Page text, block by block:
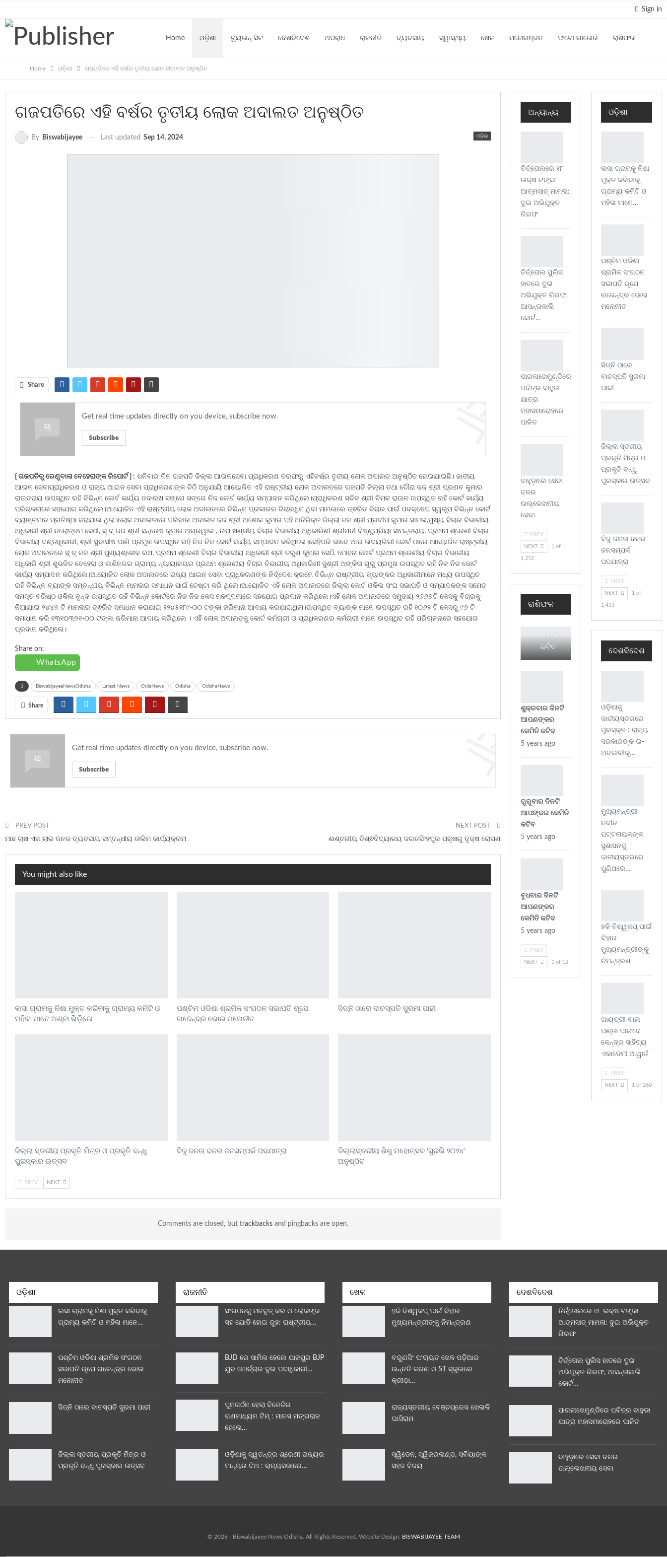
Sign in
Home ଓଡ଼ିଶା ଟ୍ୟୁଇନ୍ ସିଟ ଦେଶବିଦେଶ ଅପରାଧ ରାଜନୀତି ବ୍ୟବସାୟ ସ୍ୱାସ୍ଥ୍ୟ ଖେଳ ମନୋରଞ୍ଜନ ଫଟୋ ଗାଲେରି ରାଶିଫଳ
Home ଓଡ଼ିଶା ଗଜପତିରେ ଏହି ବର୍ଷର ତୃତୀୟ ଲୋକ ଅଦାଲତ ଅନୁଷ୍ଠିତ
ଗଜପତିରେ ଏହି ବର୍ଷର ତୃତୀୟ ଲୋକ ଅଦାଲତ ଅନୁଷ୍ଠିତ
ଓଡ଼ିଶା
By Biswabijayee Last updated Sep 14, 2024
Share
Get real time updates directly on you device, subscribe now.
Subscribe
{ ଗଜପତିରୁ ରେଣୁବାଳା ବେହେରାଙ୍କ ରିପୋର୍ଟ } : ଶନିବାର ଦିନ ଗଜପତି ଜିଲ୍ଲା ଆଇନସେବା ପ୍ରାଧିକରଣ ତରଫରୁ ଏହିବର୍ଷର ତୃତୀୟ ଲୋକ ଅଦାଲତ ଅନୁଷ୍ଠିତ ହୋଇଯାଇଛି। ଜାତୀୟ
ଆଇନ ସେବାପ୍ରାଧିକରଣ ଓ ରାଜ୍ୟ ଆଇନ ସେବା ପ୍ରାଧିକରଣଙ୍କ ଚିଠି ଅନୁଯାୟି ଆୟୋଜିତ ଏହି ରାଷ୍ଟ୍ରୀୟ ଲୋକ ଅଦାଲତରେ ଗଜପତି ଜିଲ୍ଲା ତଥା ଦୌରା ଜଜ ଶ୍ରୀ ପ୍ରଣବ କୁମାର
ରାଉତରାୟ ଉପସ୍ଥିତ ରହି ବିଭିନ୍ନ କୋର୍ଟ କାର୍ଯ୍ୟ ତଦାରଖ ସଙ୍ଗେ ସଙ୍ଗେ ନିଜ କୋର୍ଟ କାର୍ଯ୍ୟ ସମ୍ପାଦନ କରିଥିଲେ।ପ୍ରାଧିକରଣ ସଚିବ ଶ୍ରୀ ବିମଳ ରାଉଳ ଉପସ୍ଥିତ ରହି କୋର୍ଟ କାର୍ଯ୍ୟ
ପରିଚାଳନାରେ ସହଯୋଗ କରିଥିଲେ।ଆୟୋଜିତ ଏହି ରାଷ୍ଟ୍ରୀୟ ଲୋକ ଅଦାଲତରେ ବିଭିନ୍ନ ପ୍ରକାରର ବିଚାରଧିନ ଥିବା ମାମଲରେ ତ୍ଵରିତ ବିଚାର ପାଇଁ ପଦକ୍ଷେପ ସ୍ୱରୂପ ବିଭିନ୍ନ କୋର୍ଟ
ବ୍ୟାଞ୍ଚମାନ ପ୍ରତିଷ୍ଠା କରାଯାଇ ଥିଲା।ଲୋକ ଅଦାଲତରେ ପରିବାର ଅଦାଲତ ଜଜ ଶ୍ରୀ ଅଶୋକ କୁମାର ପହି ଅତିରିକ୍ତ ଜିଲ୍ଲା ଜଜ ଶ୍ରୀ ପ୍ରଦୀପ କୁମାର ସାମଲ,ମୁଖ୍ୟ ବିଚାର ବିଭାଗୀୟ
ଅଧିକାରୀ ଶ୍ରୀ ନରୋତ୍ତମ ସେଠୀ, ସ୍ ବ୍ ଜଜ ଶ୍ରୀ ସନ୍ତୋଷ କୁମାର ଅଗ୍ରୱାଲ , ଉପ ଖଣ୍ଡୀୟ ବିଚାର ବିଭାଗୀୟ ଅଧିକାରିଣୀ ଶ୍ରୀମତୀ ବିଷ୍ଣୁପ୍ରିୟା ସାମନ୍ତରାୟ, ପ୍ରଥମ ଶ୍ରେଣୀ ବିଚାର
ବିଭାଗୀୟ ଦଣ୍ଡାଧିକାରୀ, ଶ୍ରୀ ସୁବାସୀଷ ପାଣି ପ୍ରମୁଖ ଉପସ୍ଥିତ ରହି ନିଜ ନିଜ କୋର୍ଟ କାର୍ଯ୍ୟ ସମ୍ପାଦନ କରିଥିଲେ।ସେହିପରି ଭାବେ ଆର ଉଦୟଗିରୀ କୋର୍ଟ ଠାରେ ଆୟୋଜିତ ରାଷ୍ଟ୍ରୀୟ
ଲୋକ ଅଦାଲତରେ ସ୍ ବ୍ ଜଜ ଶ୍ରୀ ପୁଣ୍ୟଶ୍ଳୋକ ରଥ, ପ୍ରଥମ ଶ୍ରେଣୀ ବିଚାର ବିଭାଗୀୟ ଅଧିକାରୀ ଶ୍ରୀ ତରୁଣ କୁମାର ସେଠି, ମୋହନା କୋର୍ଟ ପ୍ରଥମ ଶ୍ରେଣୀୟ ବିଚାର ବିଭାଗୀୟ
ଅଧିକାରି ଶ୍ରୀ ଶୁଭଜିତ ବେହେରା ଓ କାଶିନଗର ଗ୍ରାମ୍ୟ ନ୍ୟାୟାଳୟର ପ୍ରଥମ ଶ୍ରେଣୀୟ ବିଚାର ବିଭାଗୀୟ ଅଧିକାରିଣୀ ସୁଶ୍ରୀ ଅଙ୍କିତା ଗୁରୁ ପ୍ରମୁଖ ଉପସ୍ଥିତ ରହି ନିଜ ନିଜ କୋର୍ଟ
କାର୍ଯ୍ୟ ସମ୍ପାଦନ କରିଥିଲେ।ଆୟୋଜିତ ଲୋକ ଅଦାଲତରେ ରାଜ୍ୟ ଆଇନ ସେବା ପ୍ରାଧିକରଣଙ୍କ ନିର୍ଦ୍ଦେଶ କ୍ରମେ ବିଭିନ୍ନ ରାଷ୍ଟ୍ରୀୟ ବ୍ୟାଙ୍କର ଅଧିକାରୀମାନେ ମଧ୍ୟ ଉପସ୍ଥିତ
ରହି ବିଭିନ୍ନ ବ୍ୟାଙ୍କ ସମ୍ବନ୍ଧୀୟ ବିଭିନ୍ନ ମାମଲର ସମାଧାନ ପାଇଁ ଚେଷ୍ଟା କରି ଥିଲେ।ଆୟୋଜିତ ଏହି ଲୋକ ଅଦାଲତରେ ଜିଲ୍ଲା କୋର୍ଟ ଓକିଲ ସଂଘ ସଭାପତି ଓ ସମ୍ପାଦକଙ୍କ ସମେତ
ସମସ୍ତ ବରିଷ୍ଠ ଓକିଲ ବୃନ୍ଦ ଉପସ୍ଥିତ ରହି ବିଭିନ୍ନ କୋର୍ଟରେ ନିଜ ନିଜ କେସ ମକଦ୍ଦମାରେ ସହଯୋଗ ପ୍ରଦାନ କରିଥିଲେ।ଏହି ଲୋକ ଅଦାଲତରେ ସମୁଦାୟ ୨୬୬୭ଟି କେସକୁ ବିଚାରକୁ
ନିଆଯାଇ ୨୪୪୭ ଟି ମାମଲାର ତ୍ଵରିତ ସମାଧାନ କରାଯାଇ ୨୨୪୫୧୮୯॰୦୦ ଟଙ୍କା ଜରିମାନା ଆଦାୟ କରଯାଇଥିଲା।ଉପସ୍ଥିତ ବ୍ୟାଙ୍କ ମାନେ ଉପସ୍ଥିତ ରହି ୧୦୬୨ ଟି କେସରୁ ୯୬ ଟି
ସମାଧାନ କରି ୧୩୧୦୩୭୧॰୦୦ ଟଙ୍କା ଜରିମାନା ଆଦାୟ କରିଥିଲେ । ଏହି ଲୋକ ଅଦାଲତକୁ କୋର୍ଟ କର୍ମଚାରୀ ଓ ପ୍ରାଧିକରଣର କର୍ମଚାରୀ ମାନେ ଉପସ୍ଥିତ ରହି ପରିଚାଳନାରେ ସହଯୋଗ
ପ୍ରଦାନ କରିଥିଲେ।
Share on:
WhatsApp
BiswabijayeeNewsOdisha Latest News OdiaNews Odisha OdishaNews
Share
Get real time updates directly on you device, subscribe now.
Subscribe
PREV POST
ମାଛ ଚାଷ ଏକ ଲାଭ ଜନକ ବ୍ୟବସାୟ ସମ୍ବନ୍ଧୀୟ ତାଲିମ କାର୍ଯ୍ୟକ୍ରମ
NEXT POST
ଈଶ୍ବରୀୟ ବିଶ୍ଵବିଦ୍ୟାଳୟ ଜଗତସିଂହପୁର ପକ୍ଷରୁ ବୃକ୍ଷ ରୋପଣ
You might also like
ଲସା ଗ୍ରାମକୁ ନିଶା ମୁକ୍ତ କରିବାକୁ ଗ୍ରାମ୍ୟ କମିଟି ଓ
ମହିଳା ମାନେ ଅଣ୍ଟା ଭିଡ଼ିଲେ
ପଶ୍ଚିମ ଓଡିଶା ଶ୍ରମିକ ସଂଗଠନ ସଭାପତି ରୂପେ
ଗଜେନ୍ଦ୍ର ଭୋଇ ମନୋନୀତ
ସିଡ୍‌ନି ଠାରେ ବାଚସ୍ପତି ସୁରମା ପାଢୀ
ଜିଲ୍ଲା ସ୍ତରୀୟ ପ୍ରକୃତି ମିତ୍ର ଓ ପ୍ରକୃତି ବନ୍ଧୁ
ପୁରସ୍କାର ଉତ୍ସବ
ବିଜୁ ଜନତା ଦଳର ଜନସମ୍ପର୍କ ପଦଯାତ୍ରା
ଜିଲ୍ଲାସ୍ତରୀୟ ଶିଶୁ ମହୋତ୍ସବ ‘ସୁରଭି ୨୦୨୪’
ଅନୁଷ୍ଠିତ
PREV NEXT
Comments are closed, but trackbacksand pingbacks are open.
ଅନ୍ୟାନ୍ୟ
ତିର୍ତ୍ତୋଲରେ ୧୮
ଲକ୍ଷ ଟଙ୍କା
ଆତ୍ମସାତ୍ ମାମଲା:
ଦୁଇ ଅଭିଯୁକ୍ତ
ଗିରଫ
ତିର୍ତ୍ତୋଲ ପୁଲିସ
ହାତରେ ଦୁଇ
ଅଭିଯୁକ୍ତ ଗିରଫ,
ଆସନ୍ତାକାଲି
କୋର୍ଟ…
ପାରଳାଖେମୁଣ୍ଡିରେ
ପବିତ୍ର ବାହୁଡା
ଯାତ୍ରା
ମହାସମାରୋହରେ
ପାଳିତ
ବାହୁଡ଼ାରେ ସେବା
ଦଳର
ଉଲ୍ଲେଖନୀୟ
ସେବା
PREV
NEXT 1 of
1,252
ରାଶିଫଳ
ଶୁକ୍ରବାର
କେମିତି
କଟିବ
ଶୁକ୍ରବାର ଦିନଟି
ଆପଣଙ୍କର
କେମିତି କଟିବ
5 years ago
ଗୁରୁବାର ଦିନଟି
ଆପଙ୍କର କେମିତି
କଟିବ
5 years ago
ବୁଧବାର ଦିନଟି
ଆପଣଙ୍କର
କେମିତି କଟିବ
5 years ago
PREV
NEXT 1 of 12
ଓଡ଼ିଶା
ଲସା ଗ୍ରାମକୁ ନିଶା
ମୁକ୍ତ କରିବାକୁ
ଗ୍ରାମ୍ୟ କମିଟି ଓ
ମହିଳା ମାନେ…
ପଶ୍ଚିମ ଓଡିଶା
ଶ୍ରମିକ ସଂଗଠନ
ସଭାପତି ରୂପେ
ଗଜେନ୍ଦ୍ର ଭୋଇ
ମନୋନୀତ
ସିଡ୍‌ନି ଠାରେ
ବାଚସ୍ପତି ସୁରମା
ପାଢୀ
ଜିଲ୍ଲା ସ୍ତରୀୟ
ପ୍ରକୃତି ମିତ୍ର ଓ
ପ୍ରକୃତି ବନ୍ଧୁ
ପୁରସ୍କାର ଉତ୍ସବ
ବିଜୁ ଜନତା ଦଳର
ଜନସମ୍ପର୍କ
ପଦଯାତ୍ରା
PREV
NEXT 1 of
1,413
ଦେଶବିଦେଶ
ଓଡ଼ିଶାକୁ
ଜାତୀୟସ୍ତରରେ
ପୁରସ୍କୃତ : ରାଜ୍ୟ
ସରକାରଙ୍କ ଇ-
ଅବକାରୀକୁ…
ମୁଖ୍ୟମନ୍ତ୍ରୀ
ନବୀନ
ପଟ୍ଟନାୟକଙ୍କ
ସୁଶାସନକୁ
ଜାତୀୟସ୍ତରରେ
ପୁଣିଥରେ…
ହକି ବିଶ୍ୱକପ୍ ପାଇଁ
ବିହାର
ମୁଖ୍ୟମନ୍ତ୍ରୀଙ୍କୁ
ନିମନ୍ତ୍ରଣ
ଗାୟତ୍ରୀ ବାଳା
ପଣ୍ଡା ପାଇବେ
କେନ୍ଦ୍ର ସାହିତ୍ୟ
ଏକାଡେମୀ ଆୱାର୍ଡ
PREV
NEXT 1 of 260
ଓଡ଼ିଶା
ଲସା ଗ୍ରାମକୁ ନିଶା ମୁକ୍ତ କରିବାକୁ
ଗ୍ରାମ୍ୟ କମିଟି ଓ ମହିଳା ମାନେ…
ପଶ୍ଚିମ ଓଡିଶା ଶ୍ରମିକ ସଂଗଠନ
ସଭାପତି ରୂପେ ଗଜେନ୍ଦ୍ର ଭୋଇ
ମନୋନୀତ
ସିଡ୍‌ନି ଠାରେ ବାଚସ୍ପତି ସୁରମା ପାଢୀ
ଜିଲ୍ଲା ସ୍ତରୀୟ ପ୍ରକୃତି ମିତ୍ର ଓ
ପ୍ରକୃତି ବନ୍ଧୁ ପୁରସ୍କାର ଉତ୍ସବ
ରାଜନୀତି
ସଂଗଠନକୁ ମଜବୁତ୍ କର ଓ ଲୋକଙ୍କ
ସହ ଯୋଡି ହୋଇ ରୁହ: ରାଷ୍ଟ୍ରୀୟ…
BJD ରେ ସାମିଲ ହେଲେ ଯାଜପୁର BJP
ଯୁବ ମୋର୍ଚ୍ଚାର ଦୁଇ ପଦାଧିକାରୀ…
ପୁନଗର୍ଠନ ହେଲା ବିଜେଡିର
ଗଣମାଧ୍ୟମ ଟିମ୍ : ମାନସ ମଙ୍ଗରାଜ
ହେଲେ…
ଓଡ଼ିଶାକୁ ସ୍ୱତନ୍ତ୍ର ଶ୍ରେଣୀ ରାଜ୍ୟର
ମାନ୍ୟତା ଦିଅ : ରାଜ୍ୟସଭାରେ…
ଖେଳ
ହକି ବିଶ୍ୱକପ୍ ପାଇଁ ବିହାର
ମୁଖ୍ୟମନ୍ତ୍ରୀଙ୍କୁ ନିମନ୍ତ୍ରଣ
ବରୁଣସିଂ ପଂଚାୟତ ଖେଳ ପଡ଼ିଆର
ଉନ୍ନତି କରଣ ଓ 5T ସ୍କୁଲରେ
କ୍ରୀଡ଼ା…
ରାଜ୍ୟସ୍ତରୀୟ ବେଞ୍ଚପ୍ରେସ ଖେଳାଳି
ଘାସିରାମ
ସ୍ୱିଡେନ, ସ୍ୱିଜରଲାଣ୍ଡ, ସର୍ବିୟାଙ୍କ
ସହଜ ବିଜୟ
ଦେଶବିଦେଶ
ତିର୍ତ୍ତୋଲରେ ୧୮ ଲକ୍ଷ ଟଙ୍କା
ଆତ୍ମସାତ୍ ମାମଲା: ଦୁଇ ଅଭିଯୁକ୍ତ
ଗିରଫ
ତିର୍ତ୍ତୋଲ ପୁଲିସ ହାତରେ ଦୁଇ
ଅଭିଯୁକ୍ତ ଗିରଫ, ଆସନ୍ତାକାଲି
କୋର୍ଟ…
ପାରଳାଖେମୁଣ୍ଡିରେ ପବିତ୍ର ବାହୁଡା
ଯାତ୍ରା ମହାସମାରୋହରେ ପାଳିତ
ବାହୁଡ଼ାରେ ସେବା ଦଳର
ଉଲ୍ଲେଖନୀୟ ସେବା
© 2026 - Biswabijayee News Odisha. All Rights Reserved. Website Design: BISWABIJAYEE TEAM